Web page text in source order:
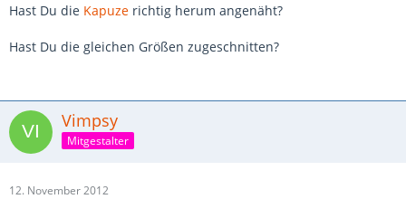
Hast Du die Kapuze richtig herum angenäht?
Hast Du die gleichen Größen zugeschnitten?
Vimpsy
Mitgestalter
12. November 2012